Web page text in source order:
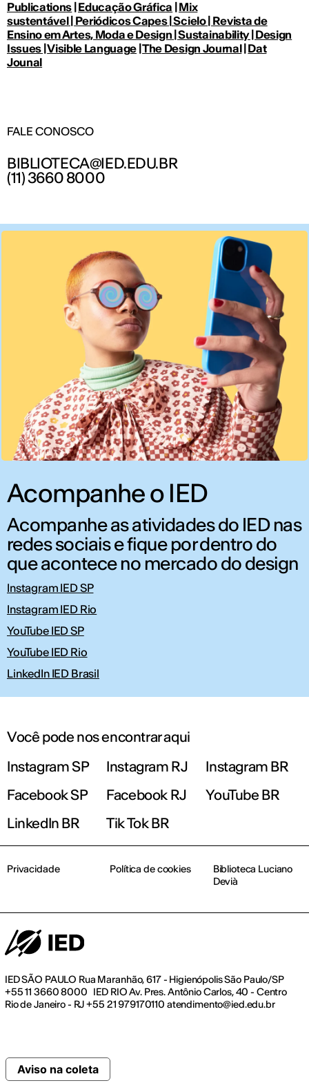
Publications |Educação Gráfica |Mix
sustentável| Periódicos Capes|Scielo| Revista de
Ensino em Artes, Moda e Design |Sustainability|Design
Issues |Visible Language |The Design Journal|Dat
Jounal
FALE CONOSCO
BIBLIOTECA@IED.EDU.BR
(11) 3660 8000
Acompanhe o IED
Acompanhe as atividades do IED nas
redes sociais e fique por dentro do
que acontece no mercado do design
Instagram IED SP
Instagram IED Rio
YouTube IED SP
YouTube IED Rio
LinkedIn IED Brasil
Você pode nos encontrar aqui
Instagram SP
Instagram RJ
Instagram BR
Facebook SP
Facebook RJ
YouTube BR
LinkedIn BR
Tik Tok BR
IED SÃO PAULO Rua Maranhão, 617 - Higienópolis São Paulo/SP
+55 11 3660 8000 IED RIO Av. Pres. Antônio Carlos, 40 - Centro
Rio de Janeiro - RJ +55 21 979170110 atendimento@ied.edu.br
Privacidade Política de cookies
Biblioteca Luciano
Devià
Aviso na coleta